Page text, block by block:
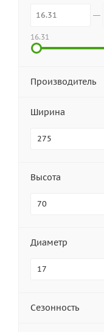
16.31
Производитель
Ширина
275
Высота
70
Диаметр
17
Сезонность